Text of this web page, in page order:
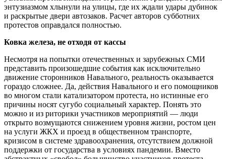
энтузиазмом хлынули на улицы, где их ждали удары дубинок
и раскрытые двери автозаков. Расчет авторов субботних
протестов оправдался полностью.
Ковка железа, не отходя от кассы
Несмотря на попытки отечественных и зарубежных СМИ
представить произошедшие события как исключительно
движение сторонников Навального, реальность оказывается
гораздо сложнее. Да, действия Навального и его помощников
во многом стали катализатором протеста, но истинные его
причины носят сугубо социальный характер. Понять это
можно и из риторики участников мероприятий — люди
открыто возмущаются снижением уровня жизни, ростом цен
на услуги ЖКХ и проезд в общественном транспорте,
кризисом в системе здравоохранения, отсутствием должной
поддержки от государства в условиях пандемии. Вместо